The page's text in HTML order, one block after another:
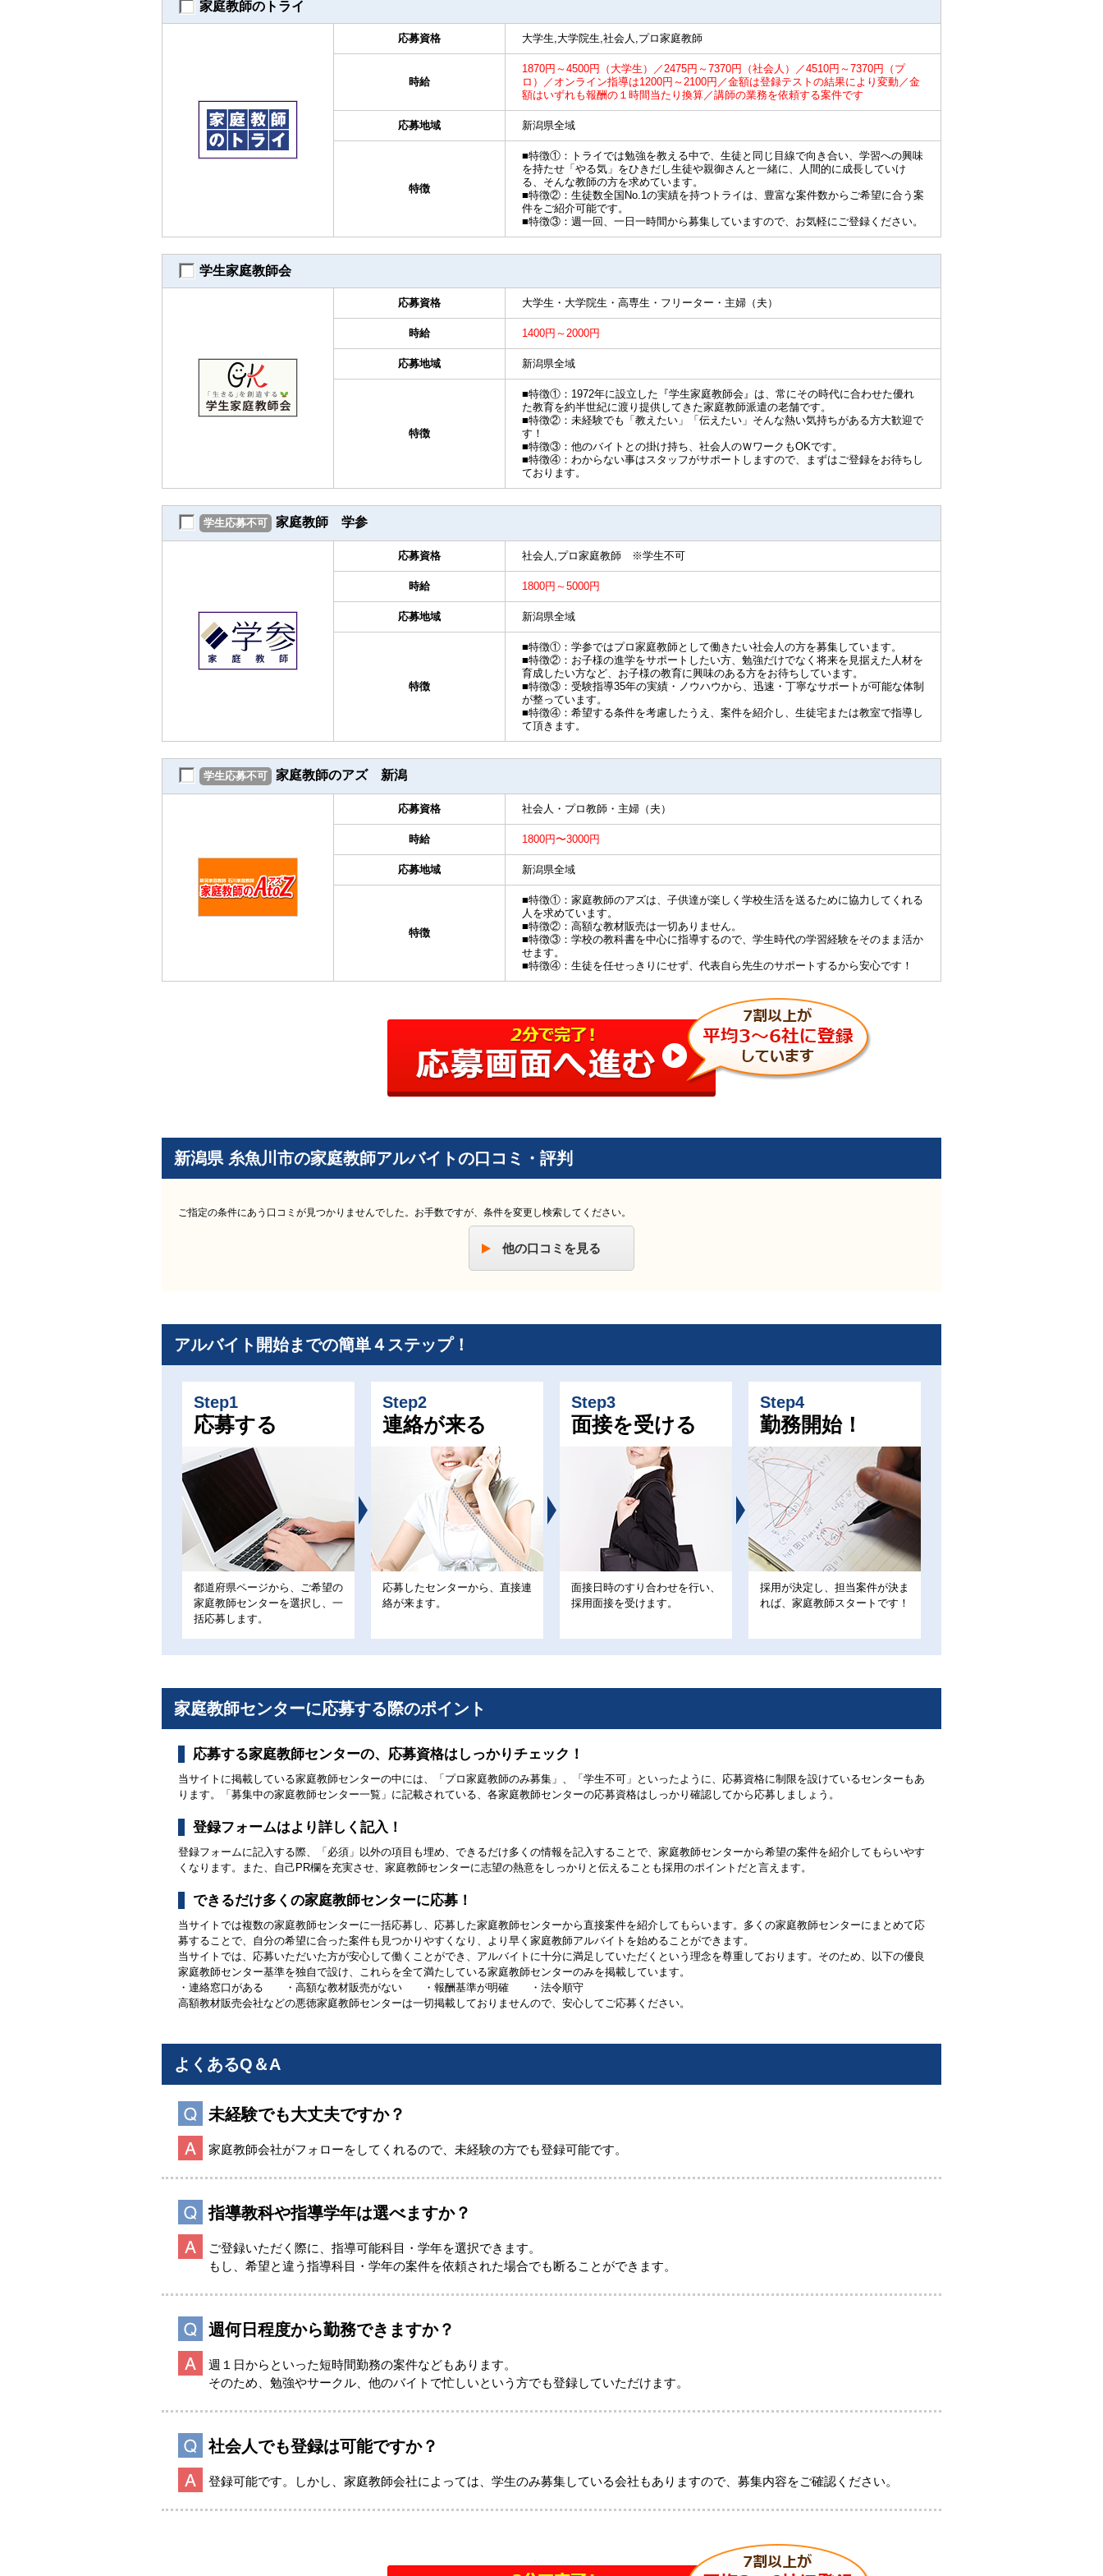
家庭教師のトライ
応募資格 大学生,大学院生,社会人,プロ家庭教師
時給
1870円～4500円（大学生）／2475円～7370円（社会人）／4510円～7370円（プ
ロ）／オンライン指導は1200円～2100円／金額は登録テストの結果により変動／金
額はいずれも報酬の１時間当たり換算／講師の業務を依頼する案件です
応募地域 新潟県全域
特徴
■特徴①：トライでは勉強を教える中で、生徒と同じ目線で向き合い、学習への興味
を持たせ「やる気」をひきだし生徒や親御さんと一緒に、人間的に成長していけ
る、そんな教師の方を求めています。
■特徴②：生徒数全国No.1の実績を持つトライは、豊富な案件数からご希望に合う案
件をご紹介可能です。
■特徴③：週一回、一日一時間から募集していますので、お気軽にご登録ください。
学生家庭教師会
応募資格 大学生・大学院生・高専生・フリーター・主婦（夫）
時給 1400円～2000円
応募地域 新潟県全域
特徴
■特徴①：1972年に設立した『学生家庭教師会』は、常にその時代に合わせた優れ
た教育を約半世紀に渡り提供してきた家庭教師派遣の老舗です。
■特徴②：未経験でも「教えたい」「伝えたい」そんな熱い気持ちがある方大歓迎で
す！
■特徴③：他のバイトとの掛け持ち、社会人のＷワークもOKです。
■特徴④：わからない事はスタッフがサポートしますので、まずはご登録をお待ちし
ております。
学生応募不可 家庭教師 学参
応募資格 社会人,プロ家庭教師 ※学生不可
時給 1800円～5000円
応募地域 新潟県全域
特徴
■特徴①：学参ではプロ家庭教師として働きたい社会人の方を募集しています。
■特徴②：お子様の進学をサポートしたい方、勉強だけでなく将来を見据えた人材を
育成したい方など、お子様の教育に興味のある方をお待ちしています。
■特徴③：受験指導35年の実績・ノウハウから、迅速・丁寧なサポートが可能な体制
が整っています。
■特徴④：希望する条件を考慮したうえ、案件を紹介し、生徒宅または教室で指導し
て頂きます。
学生応募不可 家庭教師のアズ 新潟
応募資格 社会人・プロ教師・主婦（夫）
時給 1800円〜3000円
応募地域 新潟県全域
特徴
■特徴①：家庭教師のアズは、子供達が楽しく学校生活を送るために協力してくれる
人を求めています。
■特徴②：高額な教材販売は一切ありません。
■特徴③：学校の教科書を中心に指導するので、学生時代の学習経験をそのまま活か
せます。
■特徴④：生徒を任せっきりにせず、代表自ら先生のサポートするから安心です！
新潟県 糸魚川市の家庭教師アルバイトの口コミ・評判
ご指定の条件にあう口コミが見つかりませんでした。お手数ですが、条件を変更し検索してください。
他の口コミを見る
アルバイト開始までの簡単４ステップ！
Step1
応募する
都道府県ページから、ご希望の
家庭教師センターを選択し、一
括応募します。
Step2
連絡が来る
応募したセンターから、直接連
絡が来ます。
Step3
面接を受ける
面接日時のすり合わせを行い、
採用面接を受けます。
Step4
勤務開始！
採用が決定し、担当案件が決ま
れば、家庭教師スタートです！
家庭教師センターに応募する際のポイント
応募する家庭教師センターの、応募資格はしっかりチェック！
当サイトに掲載している家庭教師センターの中には、「プロ家庭教師のみ募集」、「学生不可」といったように、応募資格に制限を設けているセンターもあ
ります。「募集中の家庭教師センター一覧」に記載されている、各家庭教師センターの応募資格はしっかり確認してから応募しましょう。
登録フォームはより詳しく記入！
登録フォームに記入する際、「必須」以外の項目も埋め、できるだけ多くの情報を記入することで、家庭教師センターから希望の案件を紹介してもらいやす
くなります。また、自己PR欄を充実させ、家庭教師センターに志望の熱意をしっかりと伝えることも採用のポイントだと言えます。
できるだけ多くの家庭教師センターに応募！
当サイトでは複数の家庭教師センターに一括応募し、応募した家庭教師センターから直接案件を紹介してもらいます。多くの家庭教師センターにまとめて応
募することで、自分の希望に合った案件も見つかりやすくなり、より早く家庭教師アルバイトを始めることができます。
当サイトでは、応募いただいた方が安心して働くことができ、アルバイトに十分に満足していただくという理念を尊重しております。そのため、以下の優良
家庭教師センター基準を独自で設け、これらを全て満たしている家庭教師センターのみを掲載しています。
・連絡窓口がある ・高額な教材販売がない ・報酬基準が明確 ・法令順守
高額教材販売会社などの悪徳家庭教師センターは一切掲載しておりませんので、安心してご応募ください。
よくあるQ＆A
未経験でも大丈夫ですか？
家庭教師会社がフォローをしてくれるので、未経験の方でも登録可能です。
指導教科や指導学年は選べますか？
ご登録いただく際に、指導可能科目・学年を選択できます。
もし、希望と違う指導科目・学年の案件を依頼された場合でも断ることができます。
週何日程度から勤務できますか？
週１日からといった短時間勤務の案件などもあります。
そのため、勉強やサークル、他のバイトで忙しいという方でも登録していただけます。
社会人でも登録は可能ですか？
登録可能です。しかし、家庭教師会社によっては、学生のみ募集している会社もありますので、募集内容をご確認ください。